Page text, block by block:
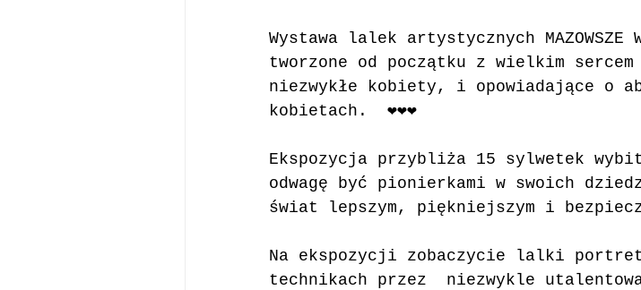
Wystawa lalek artystycznych MAZOWSZE
tworzone od początku z wielkim
niezwykłe kobiety, i opowiadające o
kobietach.  ❤️❤️❤️
Ekspozycja przybliża 15 sylwetek
odwagę być pionierkami w swoich
świat lepszym, piękniejszym i
Na ekspozycji zobaczycie lalki
technikach przez  niezwykle